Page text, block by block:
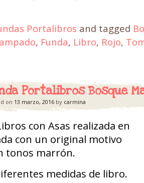
Portalibros and tagged
, Funda, Libro, Rojo,
Portalibros Bosque
on 13 marzo, 2016 by carmina
con Asas realizada en
con un original motivo
tonos marrón.
medidas de libro.